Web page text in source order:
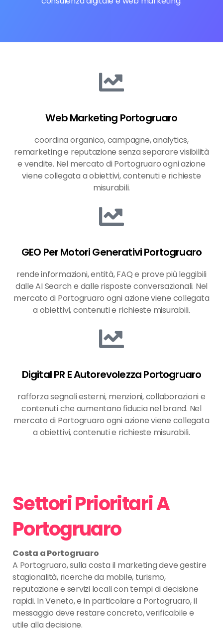
Web Marketing Portogruaro
coordina organico, campagne, analytics,
remarketing e reputazione senza separare visibilità
e vendite. Nel mercato di Portogruaro ogni azione
viene collegata a obiettivi, contenuti e richieste
misurabili.
GEO Per Motori Generativi Portogruaro
rende informazioni, entità, FAQ e prove più leggibili
dalle AI Search e dalle risposte conversazionali. Nel
mercato di Portogruaro ogni azione viene collegata
a obiettivi, contenuti e richieste misurabili.
Digital PR E Autorevolezza Portogruaro
rafforza segnali esterni, menzioni, collaborazioni e
contenuti che aumentano fiducia nel brand. Nel
mercato di Portogruaro ogni azione viene collegata
a obiettivi, contenuti e richieste misurabili.
Settori Prioritari A
Portogruaro
Costa a Portogruaro
A Portogruaro, sulla costa il marketing deve gestire
stagionalità, ricerche da mobile, turismo,
reputazione e servizi locali con tempi di decisione
rapidi. In Veneto, e in particolare a Portogruaro, il
messaggio deve restare concreto, verificabile e
utile alla decisione.